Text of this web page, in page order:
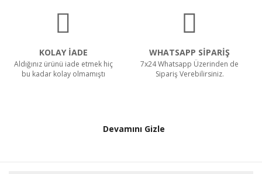
KOLAY İADE
Aldığınız ürünü iade etmek hiç
bu kadar kolay olmamıştı
WHATSAPP SİPARİŞ
7x24 Whatsapp Üzerinden de
Sipariş Verebilirsiniz.
Devamını Gizle